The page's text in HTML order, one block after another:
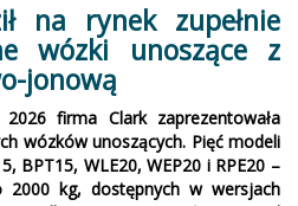
na rynek zupełnie
wózki unoszące z
jonową
firma Clark zaprezentowała
wózków unoszących. Pięć modeli
BPT15, WLE20, WEP20 i RPE20 –
kg, dostępnych w wersjach